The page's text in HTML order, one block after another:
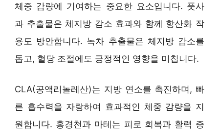
체중 감량에 기여하는 중요한 요소입니다. 풋사
과 추출물은 체지방 감소 효과와 함께 항산화 작
용도 방안합니다. 녹차 추출물은 체지방 감소를
돕고, 혈당 조절에도 긍정적인 영향을 미칩니다.
CLA(공액리놀레산)는 지방 연소를 촉진하며, 빠
른 흡수력을 자랑하여 효과적인 체중 감량을 지
원합니다. 홍경천과 마테는 피로 회복과 활력 증